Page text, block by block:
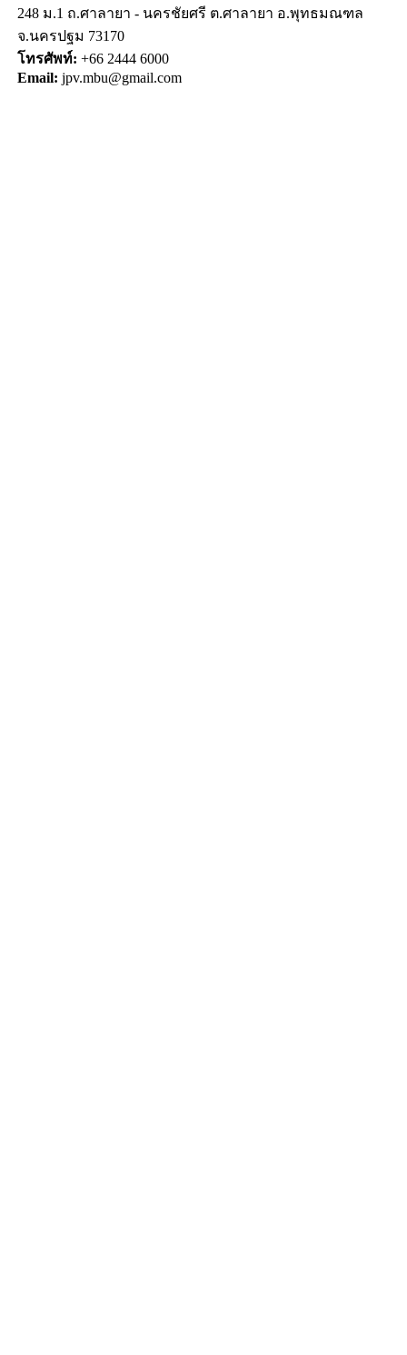
248 ม.1 ถ.ศาลายา - นครชัยศรี ต.ศาลายา อ.พุทธมณฑล
จ.นครปฐม 73170
โทรศัพท์: +66 2444 6000
Email: jpv.mbu@gmail.com